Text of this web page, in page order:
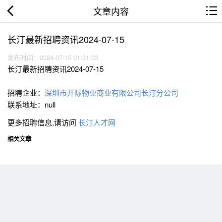
文章内容
长汀最新招聘资讯2024-07-15
发布时间：2024-07-15 01:31:03
长汀最新招聘资讯2024-07-15
招聘企业： 深圳市开际物业商业有限公司长汀分公司
联系地址：null
更多招聘信息,请访问 长汀人才网
相关文章